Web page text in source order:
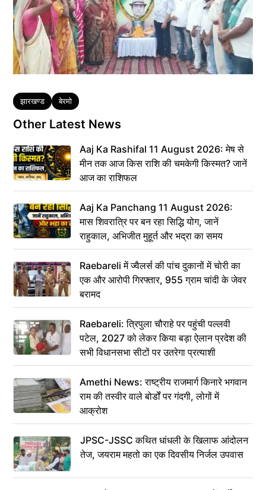
Tags
झारखण्ड बेरमो
Other Latest News
Aaj Ka Rashifal 11 August 2026: मेष से
मीन तक आज किस राशि की चमकेगी किस्मत? जानें
आज का राशिफल
Aaj Ka Panchang 11 August 2026:
मास शिवरात्रि पर बन रहा सिद्धि योग, जानें
राहुकाल, अभिजीत मुहूर्त और भद्रा का समय
Raebareli में ज्वैलर्स की पांच दुकानों में चोरी का
एक और आरोपी गिरफ्तार, 955 ग्राम चांदी के जेवर
बरामद
Raebareli: त्रिपुला चौराहे पर पहुंची पल्लवी
पटेल, 2027 को लेकर किया बड़ा ऐलान प्रदेश की
सभी विधानसभा सीटों पर उतरेगा प्रत्याशी
Amethi News: राष्ट्रीय राजमार्ग किनारे भगवान
राम की तस्वीर वाले बोर्डों पर गंदगी, लोगों में
आक्रोश
JPSC-JSSC कथित धांधली के खिलाफ आंदोलन
तेज, जयराम महतो का एक दिवसीय निर्जल उपवास